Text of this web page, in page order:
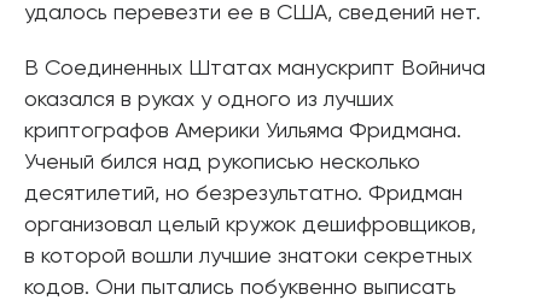
удалось перевезти ее в США, сведений нет.
В Соединенных Штатах манускрипт Войнича
оказался в руках у одного из лучших
криптографов Америки Уильяма Фридмана.
Ученый бился над рукописью несколько
десятилетий, но безрезультатно. Фридман
организовал целый кружок дешифровщиков,
в которой вошли лучшие знатоки секретных
кодов. Они пытались побуквенно выписать